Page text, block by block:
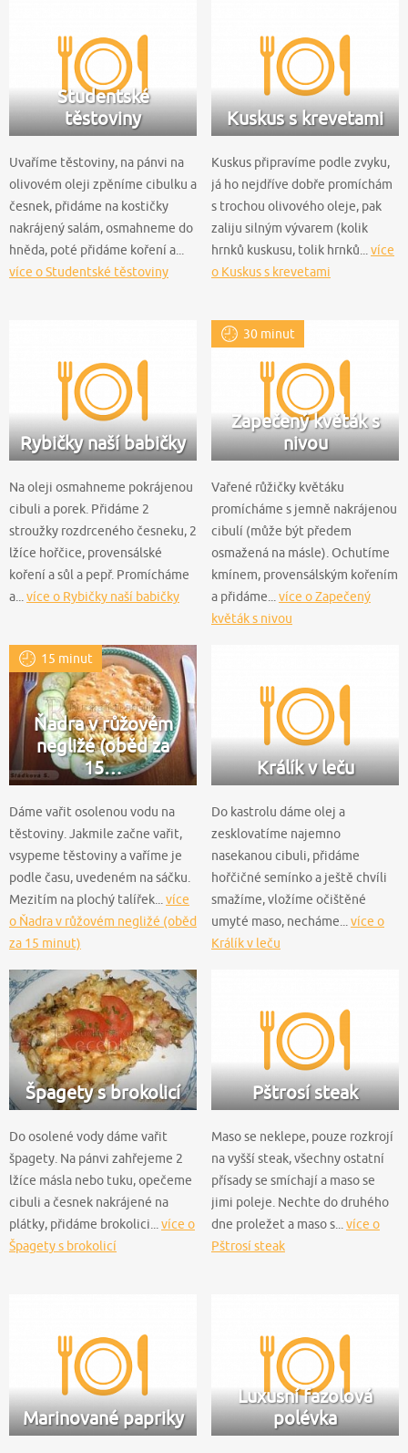
Studentské
těstoviny
Uvaříme těstoviny, na pánvi na
olivovém oleji zpěníme cibulku a
česnek, přidáme na kostičky
nakrájený salám, osmahneme do
hněda, poté přidáme koření a...
více o Studentské těstoviny
Kuskus s krevetami
Kuskus připravíme podle zvyku,
já ho nejdříve dobře promíchám
s trochou olivového oleje, pak
zaliju silným vývarem (kolik
hrnků kuskusu, tolik hrnků... více
o Kuskus s krevetami
Rybičky naší babičky
Na oleji osmahneme pokrájenou
cibuli a porek. Přidáme 2
stroužky rozdrceného česneku, 2
lžíce hořčice, provensálské
koření a sůl a pepř. Promícháme
a... více o Rybičky naší babičky
30 minut
Zapečený květák s
nivou
Vařené růžičky květáku
promícháme s jemně nakrájenou
cibulí (může být předem
osmažená na másle). Ochutíme
kmínem, provensálským kořením
a přidáme... více o Zapečený
květák s nivou
15 minut
Ňadra v růžovém
negližé (oběd za
15…
Dáme vařit osolenou vodu na
těstoviny. Jakmile začne vařit,
vsypeme těstoviny a vaříme je
podle času, uvedeném na sáčku.
Mezitím na plochý talířek... více
o Ňadra v růžovém negližé (oběd
za 15 minut)
Králík v leču
Do kastrolu dáme olej a
zesklovatíme najemno
nasekanou cibuli, přidáme
hořčičné semínko a ještě chvíli
smažíme, vložíme očištěné
umyté maso, necháme... více o
Králík v leču
Špagety s brokolicí
Do osolené vody dáme vařit
špagety. Na pánvi zahřejeme 2
lžíce másla nebo tuku, opečeme
cibuli a česnek nakrájené na
plátky, přidáme brokolici...více o
Špagety s brokolicí
Pštrosí steak
Maso se neklepe, pouze rozkrojí
na vyšší steak, všechny ostatní
přísady se smíchají a maso se
jimi poleje. Nechte do druhého
dne proležet a maso s...více o
Pštrosí steak
Marinované papriky
Luxusní fazolová
polévka